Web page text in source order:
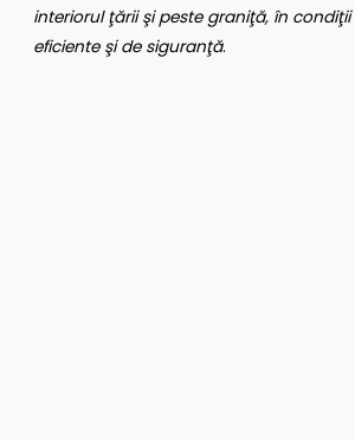
interiorul ţării şi peste graniţă, în condiţii
eficiente şi de siguranţă.